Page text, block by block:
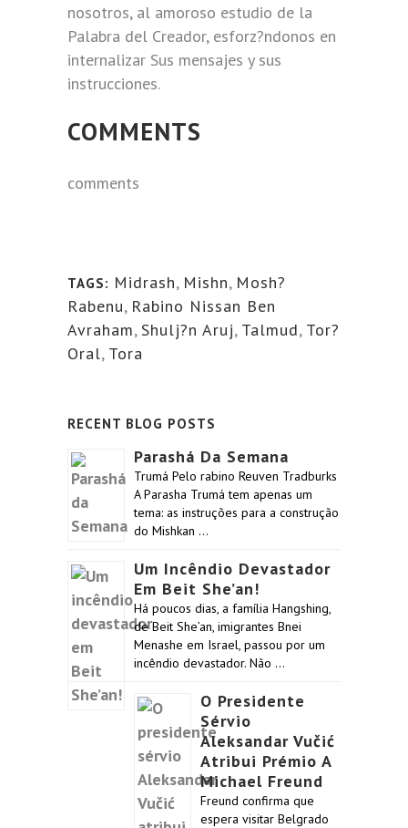
nosotros, al amoroso estudio de la
Palabra del Creador, esforz?ndonos en
internalizar Sus mensajes y sus
instrucciones.
COMMENTS
comments
TAGS: Midrash, Mishn, Mosh?
Rabenu, Rabino Nissan Ben
Avraham, Shulj?n Aruj, Talmud, Tor?
Oral, Tora
RECENT BLOG POSTS
Parashá Da Semana
Trumá Pelo rabino Reuven Tradburks
A Parasha Trumá tem apenas um
tema: as instruções para a construção
do Mishkan …
Um Incêndio Devastador
Em Beit She’an!
Há poucos dias, a família Hangshing,
de Beit She’an, imigrantes Bnei
Menashe em Israel, passou por um
incêndio devastador. Não …
O Presidente
Sérvio
Aleksandar Vučić
Atribui Prémio A
Michael Freund
Freund confirma que
espera visitar Belgrado